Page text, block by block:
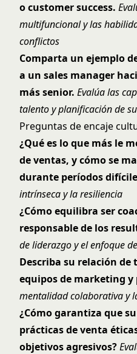
o customer success.
multifuncional y las
conflictos
Comparta un ejemplo
a un sales manager
más senior. Evalúa las
talento y planificación de
Preguntas de encaje
¿Qué es lo que más le
de ventas, y cómo se
durante períodos
intrínseca y la resiliencia
¿Cómo equilibra ser
responsable de los
de liderazgo y el enfoque
Describa su relación
equipos de marketing y
mentalidad colaborativa y
¿Cómo garantiza que
prácticas de venta
objetivos agresivos?